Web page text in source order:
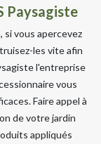
Paysagiste
si vous apercevez
les vite afin
l'entreprise
vous
Faire appel à
de votre jardin
appliqués